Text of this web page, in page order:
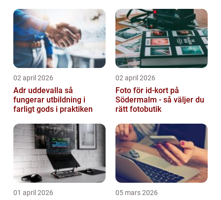
02 april 2026
Adr uddevalla så
fungerar utbildning i
farligt gods i praktiken
02 april 2026
Foto för id-kort på
Södermalm - så väljer du
rätt fotobutik
01 april 2026 05 mars 2026